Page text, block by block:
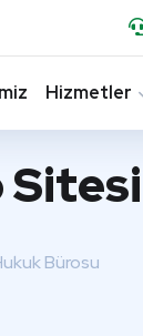
Hizmetler
Bürosu